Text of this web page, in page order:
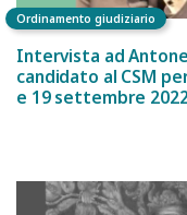
Ordinamento giudiziario
Intervista ad
candidato al CSM
e 19 settembre